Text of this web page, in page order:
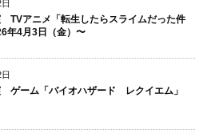
TVアニメ「転生したらスライムだった件
年4月3日（金）〜
ゲーム「バイオハザード レクイエム」